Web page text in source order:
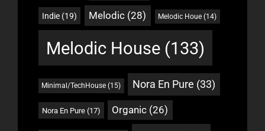
Indie (19) Melodic (28) Melodic Houe (14)
Melodic House(133)
Minimal/TechHouse (15) Nora En Pure (33)
Nora En Pure(17) Organic (26)